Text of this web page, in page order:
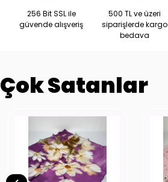
256 Bit SSL ile
güvende alışveriş
500 TL ve üzeri
siparişlerde kargo
bedava
Çok Satanlar